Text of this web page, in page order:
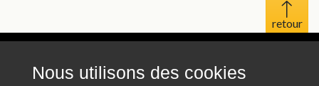
Nous utilisons des cookies
Haut
Mentions légales